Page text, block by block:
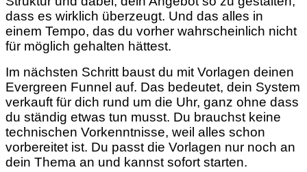
dass es wirklich überzeugt. Und das alles in
einem Tempo, das du vorher wahrscheinlich nicht
für möglich gehalten hättest.
Im nächsten Schritt baust du mit Vorlagen deinen
Evergreen Funnel auf. Das bedeutet, dein System
verkauft für dich rund um die Uhr, ganz ohne dass
du ständig etwas tun musst. Du brauchst keine
technischen Vorkenntnisse, weil alles schon
vorbereitet ist. Du passt die Vorlagen nur noch an
dein Thema an und kannst sofort starten.